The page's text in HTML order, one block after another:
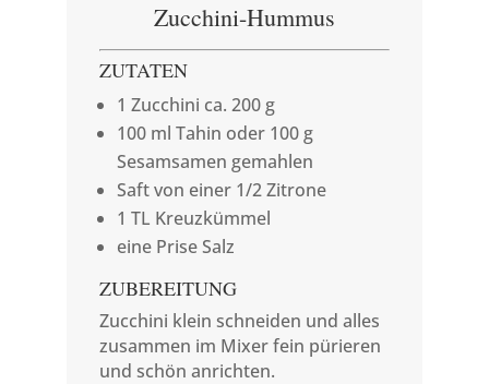
Zucchini-Hummus
ZUTATEN
1 Zucchini ca. 200 g
100 ml Tahin oder 100 g
Sesamsamen gemahlen
Saft von einer 1/2 Zitrone
1 TL Kreuzkümmel
eine Prise Salz
ZUBEREITUNG
Zucchini klein schneiden und alles
zusammen im Mixer fein pürieren
und schön anrichten.